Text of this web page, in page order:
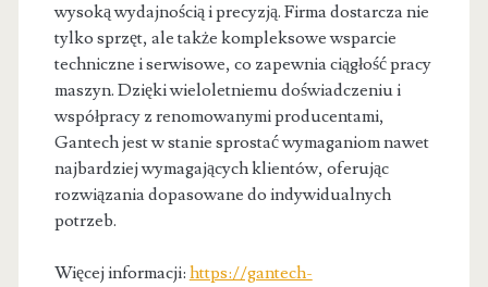
wysoką wydajnością i precyzją. Firma dostarcza nie
tylko sprzęt, ale także kompleksowe wsparcie
techniczne i serwisowe, co zapewnia ciągłość pracy
maszyn. Dzięki wieloletniemu doświadczeniu i
współpracy z renomowanymi producentami,
Gantech jest w stanie sprostać wymaganiom nawet
najbardziej wymagających klientów, oferując
rozwiązania dopasowane do indywidualnych
potrzeb.
Więcej informacji: https://gantech-